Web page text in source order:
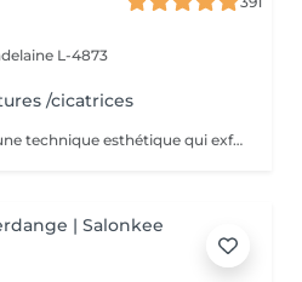
L-4873
/cicatrices
La microdermabrasion est une technique esthétique qui exfolie la peau en profondeur pour améliorer son apparence. Elle est souvent utilisée pour traiter les vergetures et les cicatrices en stimulant le renouvellement cellulaire et la production de collagène.